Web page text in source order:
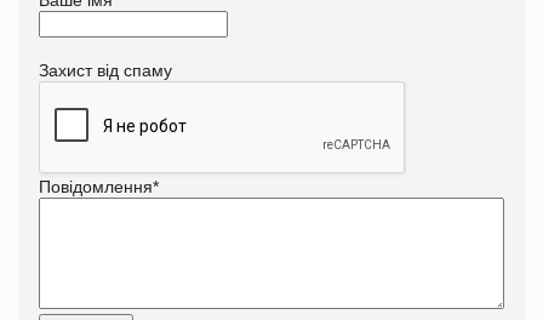
Захист від спаму
Повідомлення*